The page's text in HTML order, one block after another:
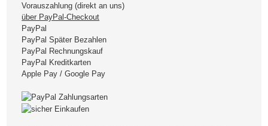
Vorauszahlung (direkt an uns)
über PayPal-Checkout
PayPal
PayPal Später Bezahlen
PayPal Rechnungskauf
PayPal Kreditkarten
Apple Pay / Google Pay